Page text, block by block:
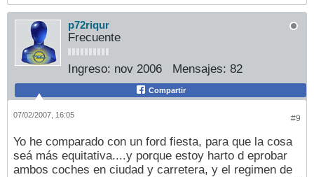
p72riqur
Frecuente
Ingreso: nov 2006 Mensajes: 82
Compartir
#9
07/02/2007, 16:05
Yo he comparado con un ford fiesta, para que la cosa
seá más equitativa....y porque estoy harto d eprobar
ambos coches en ciudad y carretera, y el regimen de